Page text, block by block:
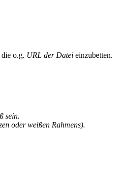
o.g. URL der Datei einzubetten.
sein.
oder weißen Rahmens).